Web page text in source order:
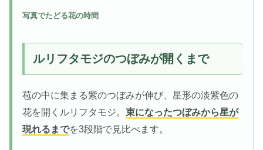
写真でたどる花の時間
ルリフタモジのつぼみが開くまで
苞の中に集まる紫のつぼみが伸び、星形の淡紫色の
花を開くルリフタモジ。 束になったつぼみから星が
現れるまでを3段階で見比べます。